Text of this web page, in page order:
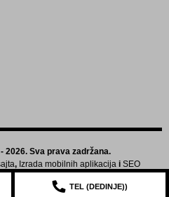
2026. Sva prava zadržana.
, Izrada mobilnih aplikacija i SEO
TEL (DEDINJE))